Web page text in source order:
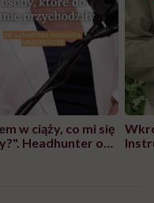
w ciąży, co mi się
Headhunter o